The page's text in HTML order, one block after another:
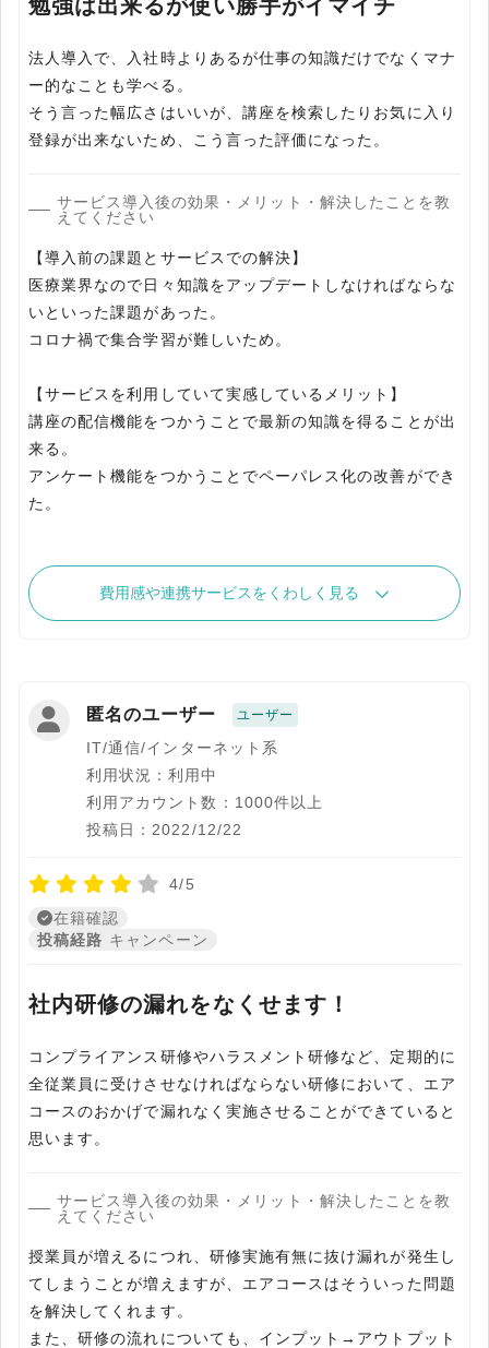
勉強は出来るが使い勝手がイマイチ
法人導入で、入社時よりあるが仕事の知識だけでなくマナ
ー的なことも学べる。
そう言った幅広さはいいが、講座を検索したりお気に入り
登録が出来ないため、こう言った評価になった。
サービス導入後の効果・メリット・解決したことを教
えてください
【導入前の課題とサービスでの解決】
医療業界なので日々知識をアップデートしなければならな
いといった課題があった。
コロナ禍で集合学習が難しいため。
【サービスを利用していて実感しているメリット】
講座の配信機能をつかうことで最新の知識を得ることが出
来る。
アンケート機能をつかうことでペーパレス化の改善ができ
費用感や連携サービスをくわしく見る
匿名のユーザー ユーザー
IT/通信/インターネット系
利用状況：利用中
利用アカウント数：1000件以上
投稿日：2022/12/22
4/5
在籍確認
投稿経路 キャンペーン
社内研修の漏れをなくせます！
コンプライアンス研修やハラスメント研修など、定期的に
全従業員に受けさせなければならない研修において、エア
コースのおかげで漏れなく実施させることができていると
思います。
サービス導入後の効果・メリット・解決したことを教
えてください
授業員が増えるにつれ、研修実施有無に抜け漏れが発生し
てしまうことが増えますが、エアコースはそういった問題
を解決してくれます。
また、研修の流れについても、インプット→アウトプット